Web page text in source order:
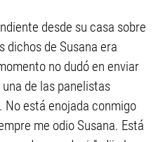
desde su casa sobre
dichos de Susana era
no dudó en enviar
de las panelistas
No está enojada conmigo
me odio Susana. Está